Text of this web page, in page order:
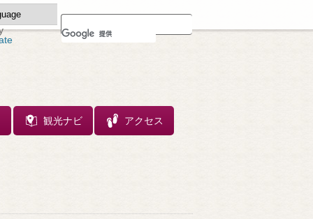
観光ナビ アクセス